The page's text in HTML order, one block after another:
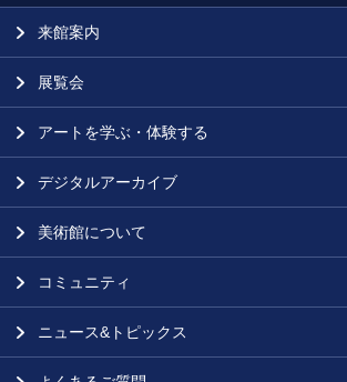
来館案内
展覧会
アートを学ぶ・体験する
デジタルアーカイブ
美術館について
コミュニティ
ニュース&トピックス